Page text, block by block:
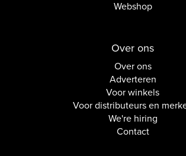
Webshop
Over ons
Over ons
Adverteren
Voor winkels
Voor distributeurs en
We're hiring
Contact